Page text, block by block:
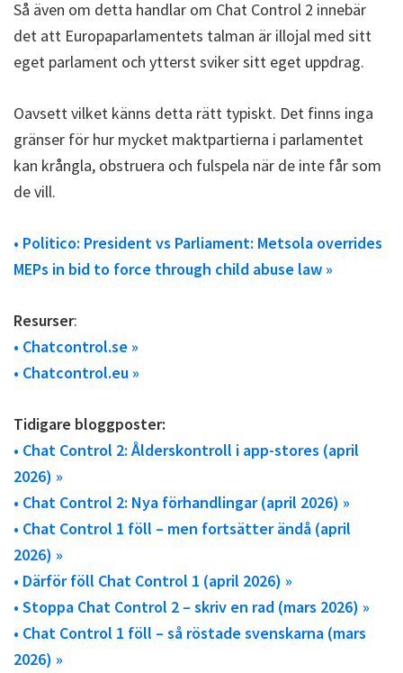
Så även om detta handlar om Chat Control 2 innebär
det att Europaparlamentets talman är illojal med sitt
eget parlament och ytterst sviker sitt eget uppdrag.
Oavsett vilket känns detta rätt typiskt. Det finns inga
gränser för hur mycket maktpartierna i parlamentet
kan krångla, obstruera och fulspela när de inte får som
de vill.
• Politico: President vs Parliament: Metsola overrides
MEPs in bid to force through child abuse law »
Resurser:
• Chatcontrol.se »
• Chatcontrol.eu »
Tidigare bloggposter:
• Chat Control 2: Ålderskontroll i app-stores (april
2026) »
• Chat Control 2: Nya förhandlingar (april 2026) »
• Chat Control 1 föll – men fortsätter ändå (april
2026) »
• Därför föll Chat Control 1 (april 2026) »
• Stoppa Chat Control 2 – skriv en rad (mars 2026) »
• Chat Control 1 föll – så röstade svenskarna (mars
2026) »